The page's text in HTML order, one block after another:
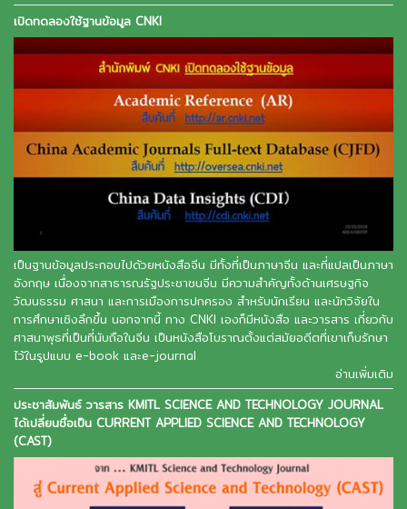
เปิดทดลองใช้ฐานข้อมูล CNKI
เป็นฐานข้อมูลประกอบไปด้วยหนังสือจีน มีทั้งที่เป็นภาษาจีน และที่แปลเป็นภาษา
อังกฤษ เนื่องจากสาธารณรัฐประชาชนจีน มีความสำคัญทั้งด้านเศรษฐกิจ
วัฒนธรรม ศาสนา และการเมืองการปกครอง สำหรับนักเรียน และนักวิจัยใน
การศึกษาเชิงลึกขึ้น นอกจากนี้ ทาง CNKI เองก็มีหนังสือ และวารสาร เกี่ยวกับ
ศาสนาพุธที่เป็นที่นับถือในจีน เป็นหนังสือโบราณตั้งแต่สมัยอดีตที่เขาเก็บรักษา
ไว้ในรูปแบบ e-book และe-journal
อ่านเพิ่มเติม
ประชาสัมพันธ์ วารสาร KMITL SCIENCE AND TECHNOLOGY JOURNAL
ได้เปลี่ยนชื่อเป็น CURRENT APPLIED SCIENCE AND TECHNOLOGY
(CAST)